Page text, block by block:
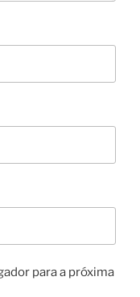
para a próxima